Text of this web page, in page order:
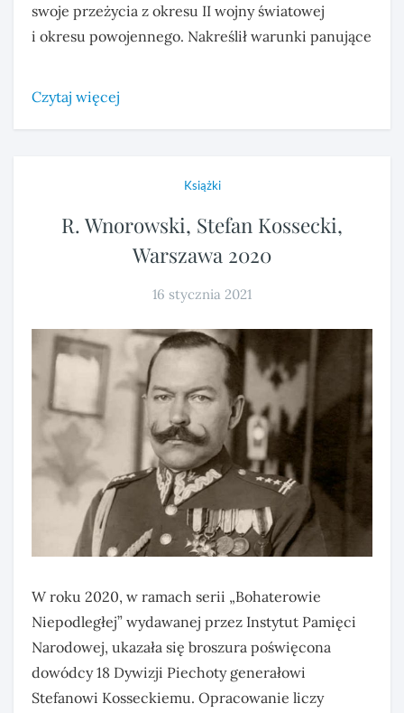
swoje przeżycia z okresu II wojny światowej
i okresu powojennego. Nakreślił warunki panujące
Czytaj więcej
Książki
R. Wnorowski, Stefan Kossecki,
Warszawa 2020
16 stycznia 2021
W roku 2020, w ramach serii „Bohaterowie
Niepodległej” wydawanej przez Instytut Pamięci
Narodowej, ukazała się broszura poświęcona
dowódcy 18 Dywizji Piechoty generałowi
Stefanowi Kosseckiemu. Opracowanie liczy